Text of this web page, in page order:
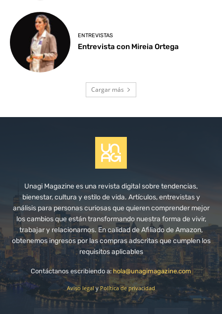
ENTREVISTAS
Entrevista con Mireia Ortega
Cargar más
Unagi Magazine es una revista digital sobre tendencias,
bienestar, cultura y estilo de vida. Artículos, entrevistas y
análisis para personas curiosas que quieren comprender mejor
los cambios que están transformando nuestra forma de vivir,
trabajar y relacionarnos. En calidad de Afiliado de Amazon,
obtenemos ingresos por las compras adscritas que cumplen los
requisitos aplicables
Contáctanos escribiendo a:hola@unagimagazine.com
Aviso legalyPolítica de privacidad